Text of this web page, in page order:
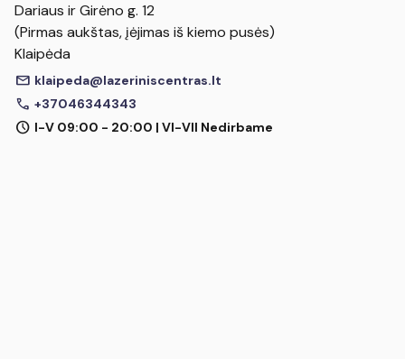
Dariaus ir Girėno g. 12
(Pirmas aukštas, įėjimas iš kiemo pusės)
Klaipėda
mail klaipeda@lazeriniscentras.lt
call +37046344343
schedule I-V 09:00 - 20:00 | VI-VII Nedirbame